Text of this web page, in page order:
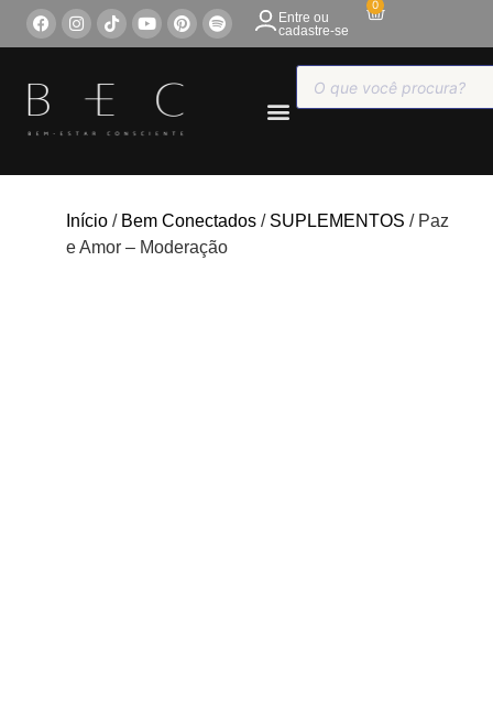
Entre ou
cadastre-se
0
Início / Bem Conectados / SUPLEMENTOS / Paz
e Amor – Moderação